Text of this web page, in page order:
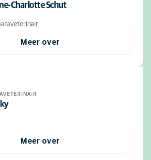
Charlotte Schut
Meer over
Meer over